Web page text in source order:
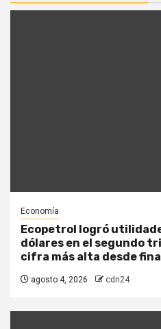
Economía
Ecopetrol logró
dólares en el segundo
cifra más alta desde
agosto 4, 2026 cdn24